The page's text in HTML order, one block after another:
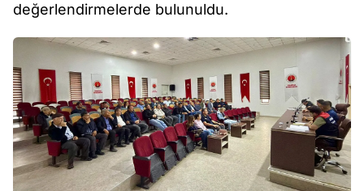
değerlendirmelerde bulunuldu.